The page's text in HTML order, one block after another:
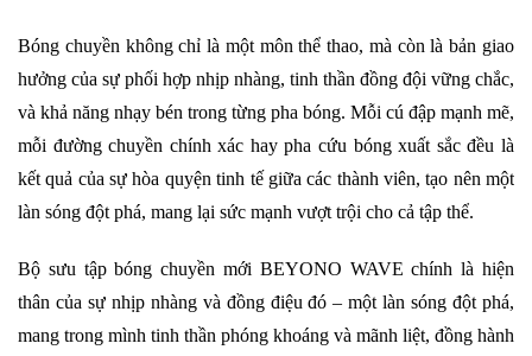
Bóng chuyền không chỉ là một môn thể thao, mà còn là bản giao
hưởng của sự phối hợp nhịp nhàng, tinh thần đồng đội vững chắc,
và khả năng nhạy bén trong từng pha bóng. Mỗi cú đập mạnh mẽ,
mỗi đường chuyền chính xác hay pha cứu bóng xuất sắc đều là
kết quả của sự hòa quyện tinh tế giữa các thành viên, tạo nên một
làn sóng đột phá, mang lại sức mạnh vượt trội cho cả tập thể.
Bộ sưu tập bóng chuyền mới BEYONO WAVE chính là hiện
thân của sự nhịp nhàng và đồng điệu đó – một làn sóng đột phá,
mang trong mình tinh thần phóng khoáng và mãnh liệt, đồng hành